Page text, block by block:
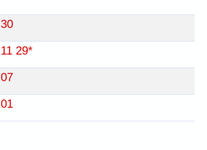
30
11 29*
07
01